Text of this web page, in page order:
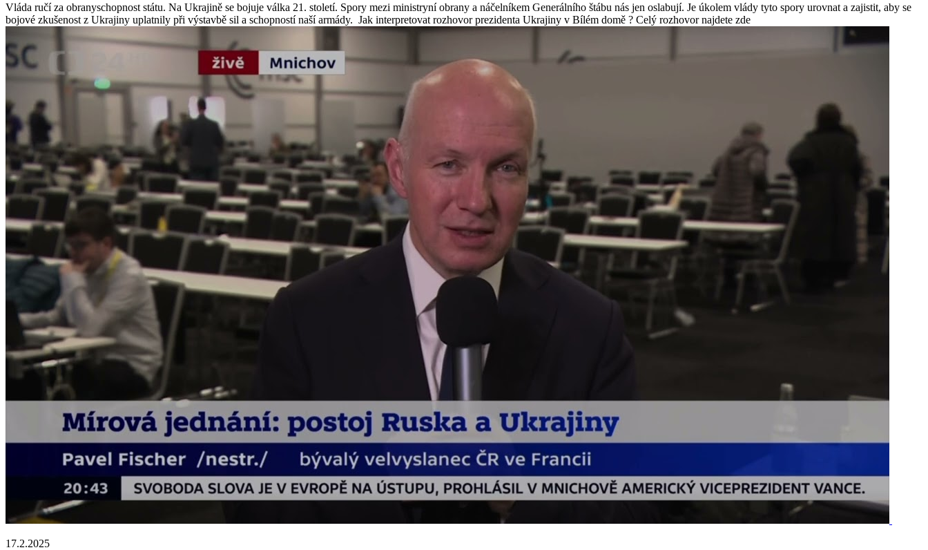
Vláda ručí za obranyschopnost státu. Na Ukrajině se bojuje válka 21. století. Spory mezi ministryní obrany a náčelníkem Generálního štábu nás jen oslabují. Je úkolem vlády tyto spory urovnat a zajistit, aby se
bojové zkušenost z Ukrajiny uplatnily při výstavbě sil a schopností naší armády. Jak interpretovat rozhovor prezidenta Ukrajiny v Bílém domě ? Celý rozhovor najdete zde
17.2.2025